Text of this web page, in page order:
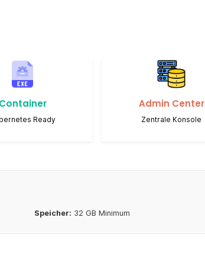
Container
Ready
Admin Center
Zentrale Konsole
Speicher: 32 GB Minimum